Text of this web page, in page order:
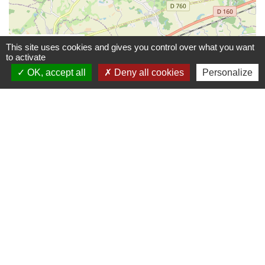
Leaflet
This site uses cookies and gives you control over what you want
to activate
OK, accept all
Deny all cookies Personalize